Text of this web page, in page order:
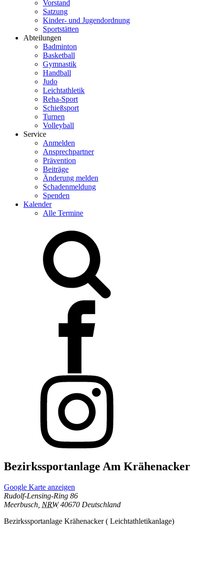
Vorstand
Satzung
Kinder- und Jugendordnung
Sportstätten
Abteilungen
Badminton
Basketball
Gymnastik
Handball
Judo
Leichtathletik
Reha-Sport
Schießsport
Turnen
Volleyball
Service
Anmelden
Ansprechpartner
Prävention
Beiträge
Änderung melden
Schadenmeldung
Spenden
Kalender
Alle Termine
Bezirkssportanlage Am Krähenacker
Google Karte anzeigen
Rudolf-Lensing-Ring 86
Meerbusch NRW 40670 Deutschland
Bezirkssportanlage Krähenacker ( Leichtathletikanlage)